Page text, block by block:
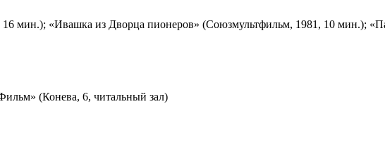
мин.); «Ивашка из Дворца пионеров» (Союзмультфильм, 1981, 10 мин.);
(Конева, 6, читальный зал)